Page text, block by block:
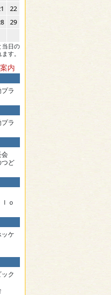
22
29
日の
す。
内
ラ
ラ
ど
ｏ
ケ
ク